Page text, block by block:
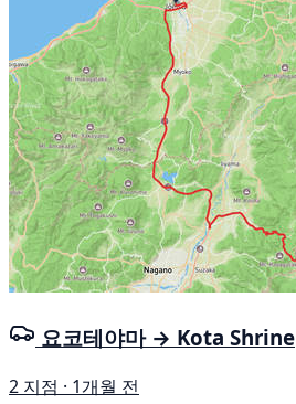
요코테야마 → Kota Shrine
2 지점 · 1개월 전